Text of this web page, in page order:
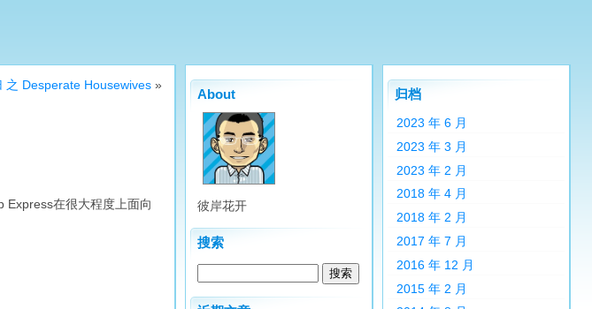
之 Desperate Housewives »
Express在很大程度上面向
About
彼岸花开
搜索
归档
2023 年 6 月
2023 年 3 月
2023 年 2 月
2018 年 4 月
2018 年 2 月
2017 年 7 月
2016 年 12 月
2015 年 2 月